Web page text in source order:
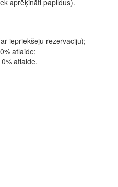
aprēķināti papildus).
iepriekšēju rezervāciju);
atlaide;
atlaide.